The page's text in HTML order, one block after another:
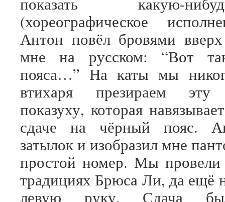
(хореографическое
Антон повёл бровями
мне на русском: “Вот
пояса…” На каты мы
втихаря презираем эту
показуху, которая
сдаче на чёрный пояс.
затылок и изобразил мне
простой номер. Мы
традициях Брюса Ли, да ещё
левую руку. Сдача